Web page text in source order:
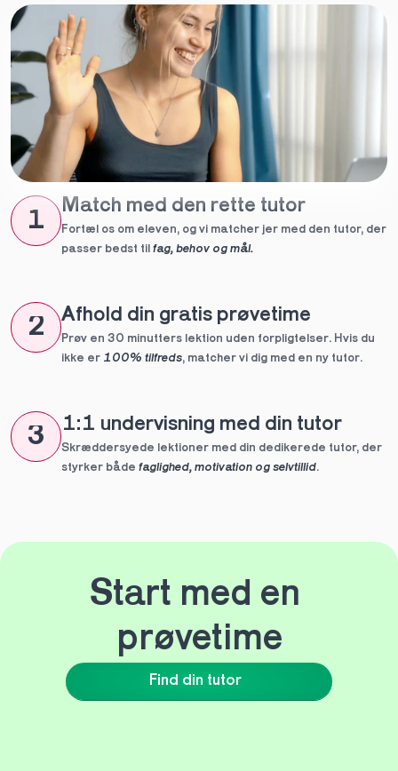
1
Match med den rette tutor
Fortæl os om eleven, og vi matcher jer med den tutor, der
passer bedst til fag, behov og mål.
2 Afhold din gratis prøvetime
Prøv en 30 minutters lektion uden forpligtelser. Hvis du
ikke er 100% tilfreds, matcher vi dig med en ny tutor.
3 1:1 undervisning med din tutor
Skræddersyede lektioner med din dedikerede tutor, der
styrker både faglighed, motivation og selvtillid.
Find din tutor
Start med en
prøvetime